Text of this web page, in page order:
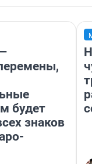
будет
знаков